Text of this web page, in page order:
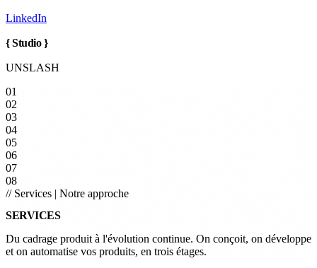
LinkedIn
{Studio}
UNSLASH
01
02
03
04
05
06
07
08
// Services | Notre approche
SERVICES
Du cadrage produit à l'évolution continue. On conçoit, on développe
et on automatise vos produits, en trois étages.